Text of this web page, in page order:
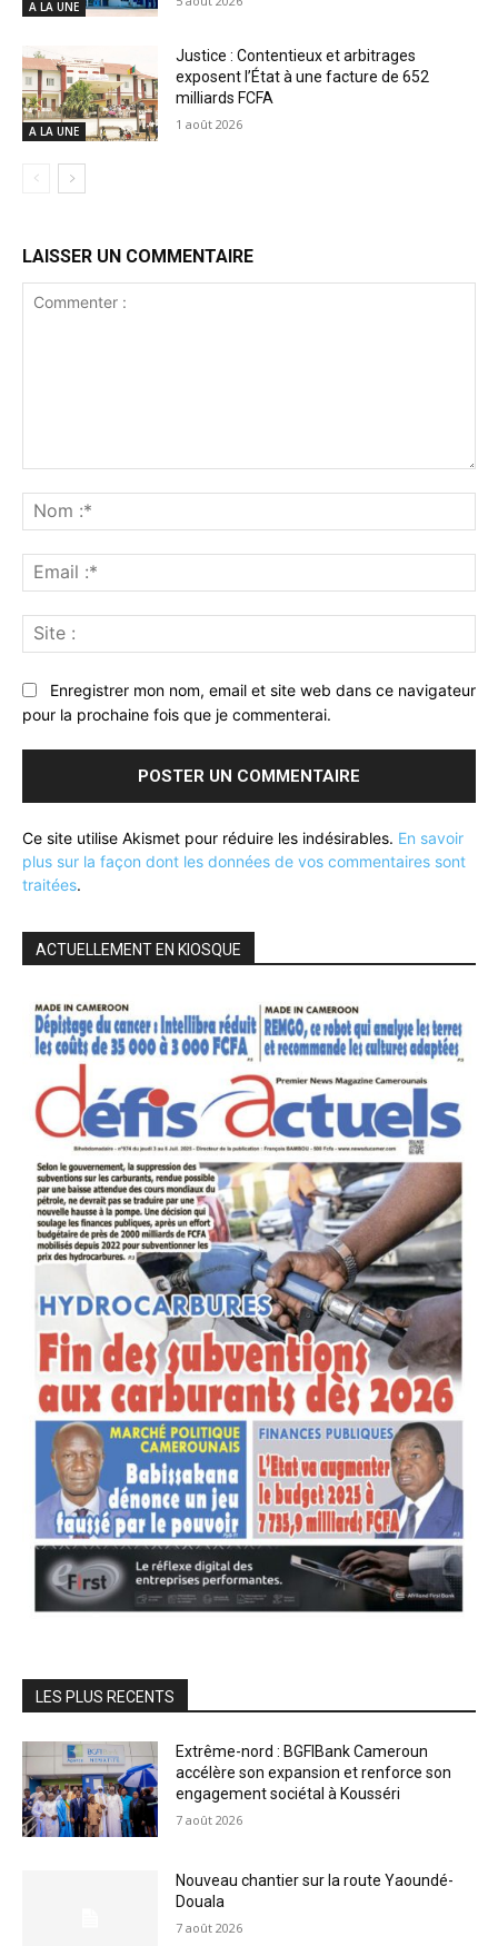
A LA UNE
A LA UNE
Justice : Contentieux et arbitrages
exposent l’État à une facture de 652
milliards FCFA
1 août 2026
LAISSER UN COMMENTAIRE
:*
:*
:
Enregistrer mon nom, email et site web dans ce navigateur
pour la prochaine fois que je commenterai.
Ce site utilise Akismet pour réduire les indésirables. En savoir
plus sur la façon dont les données de vos commentaires sont
traitées.
ACTUELLEMENT EN KIOSQUE
LES PLUS RECENTS
Extrême-nord : BGFIBank Cameroun
accélère son expansion et renforce son
engagement sociétal à Kousséri
7 août 2026
Nouveau chantier sur la route Yaoundé-
Douala
7 août 2026